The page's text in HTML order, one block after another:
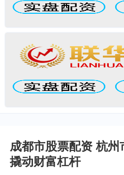
成都市股票配资 杭
撬动财富杠杆